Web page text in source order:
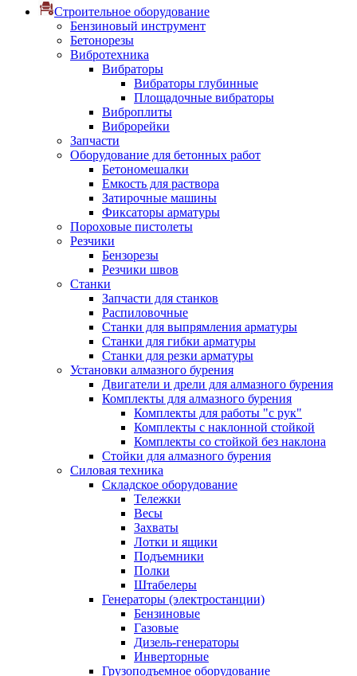
Строительное оборудование
Бензиновый инструмент
Бетонорезы
Вибротехника
Вибраторы
Вибраторы глубинные
Площадочные вибраторы
Виброплиты
Виброрейки
Запчасти
Оборудование для бетонных работ
Бетономешалки
Емкость для раствора
Затирочные машины
Фиксаторы арматуры
Пороховые пистолеты
Резчики
Бензорезы
Резчики швов
Станки
Запчасти для станков
Распиловочные
Станки для выпрямления арматуры
Станки для гибки арматуры
Станки для резки арматуры
Установки алмазного бурения
Двигатели и дрели для алмазного бурения
Комплекты для алмазного бурения
Комплекты для работы "с рук"
Комплекты с наклонной стойкой
Комплекты со стойкой без наклона
Стойки для алмазного бурения
Силовая техника
Складское оборудование
Тележки
Весы
Захваты
Лотки и ящики
Подъемники
Полки
Штабелеры
Генераторы (электростанции)
Бензиновые
Газовые
Дизель-генераторы
Инверторные
Грузоподъемное оборудование